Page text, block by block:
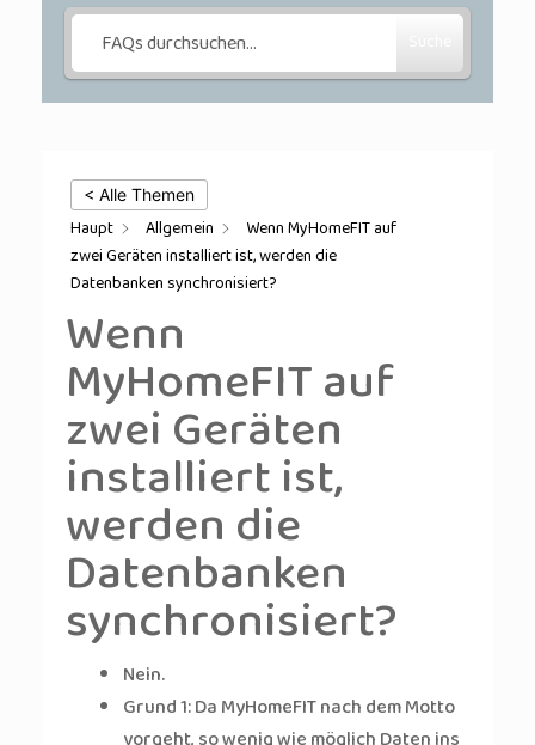
< Alle Themen
Haupt Allgemein
Wenn MyHomeFIT auf
zwei Geräten installiert ist, werden die
Datenbanken synchronisiert?
Wenn
MyHomeFIT auf
zwei Geräten
installiert ist,
werden die
Datenbanken
synchronisiert?
Nein.
Grund 1: Da MyHomeFIT nach dem Motto